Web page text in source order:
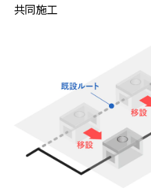
共同施工